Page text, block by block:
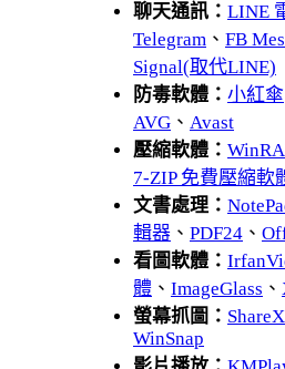
聊天通訊： LINE
Telegram 、 FB
Signal(取代LINE)
防毒軟體： 小紅傘
AVG 、 Avast
壓縮軟體：
7-ZIP 免費壓縮軟
文書處理：
輯器 、 PDF24 、
看圖軟體：
體 、 ImageGlass 、
螢幕抓圖： ShareX
WinSnap